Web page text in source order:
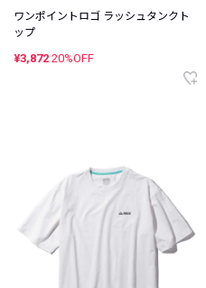
ワンポイントロゴ ラッシュタンクト
ップ
¥3,872 20%OFF